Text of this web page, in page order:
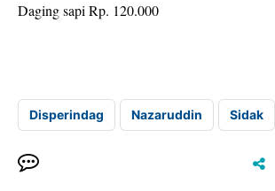
Daging sapi Rp. 120.000
Disperindag Nazaruddin Sidak